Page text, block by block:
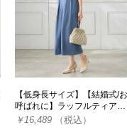
【低身長サイズ】【結婚式/お
呼ばれに】ラッフルティア…
￥16,489 （税込）